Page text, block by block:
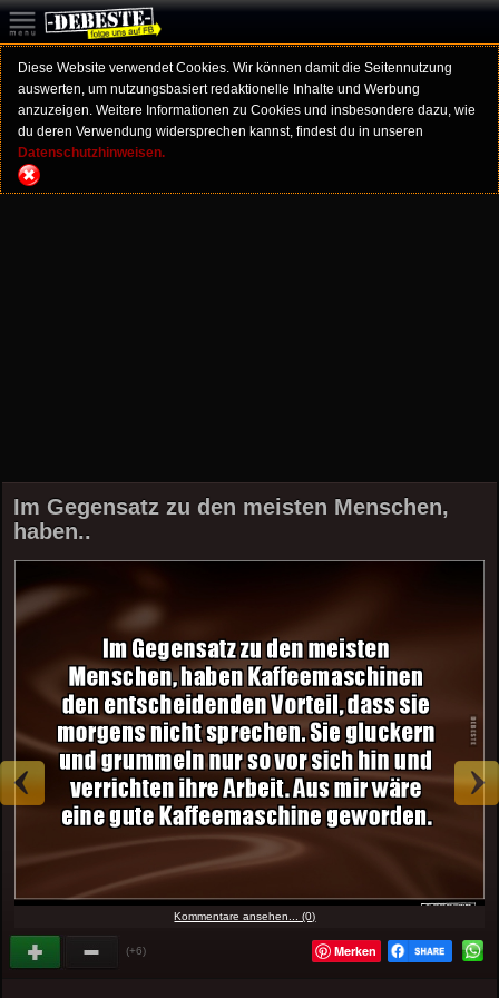
Diese Website verwendet Cookies. Wir können damit die Seitennutzung
auswerten, um nutzungsbasiert redaktionelle Inhalte und Werbung
anzuzeigen. Weitere Informationen zu Cookies und insbesondere dazu, wie
du deren Verwendung widersprechen kannst, findest du in unseren
Datenschutzhinweisen.
Im Gegensatz zu den meisten Menschen,
haben..
Kommentare ansehen... (0)
(+6) Merken